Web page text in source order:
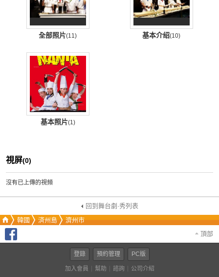
全部照片(11) 基本介绍(10)
基本照片(1)
視屏(0)
沒有已上傳的視頻
回到舞台劇·秀列表
韓國
済州島
濟州市
頂部
登錄 預約管理 PC版
加入會員 幫助 諮詢 公司介紹